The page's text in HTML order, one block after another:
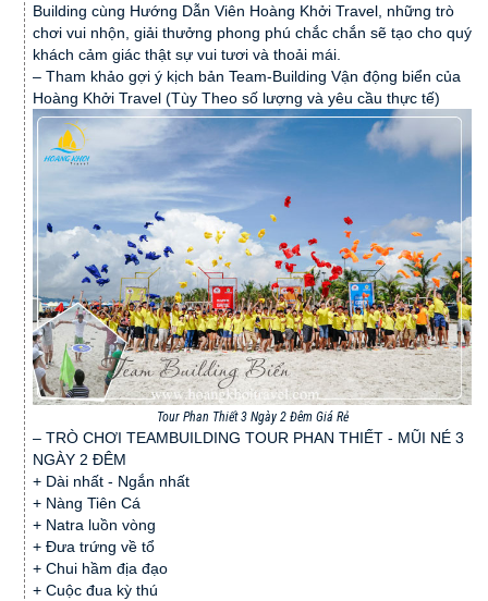
Building cùng Hướng Dẫn Viên Hoàng Khởi Travel, những trò
chơi vui nhộn, giải thưởng phong phú chắc chắn sẽ tạo cho quý
khách cảm giác thật sự vui tươi và thoải mái.
– Tham khảo gợi ý kịch bản Team-Building Vận động biển của
Hoàng Khởi Travel (Tùy Theo số lượng và yêu cầu thực tế)
Tour Phan Thiết 3 Ngày 2 Đêm Giá Rẻ
– TRÒ CHƠI TEAMBUILDING TOUR PHAN THIẾT - MŨI NÉ 3
NGÀY 2 ĐÊM
+ Dài nhất - Ngắn nhất
+ Nàng Tiên Cá
+ Natra luồn vòng
+ Đưa trứng về tổ
+ Chui hầm địa đạo
+ Cuộc đua kỳ thú